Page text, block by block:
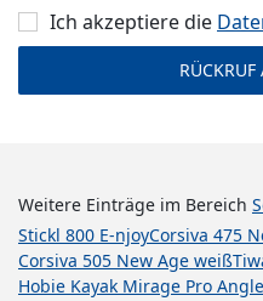
Ich akzeptiere die
Weitere Einträge im Bereich
Stickl 800 E-njoyCorsiva 475
Corsiva 505 New Age weiß
Hobie Kayak Mirage Pro